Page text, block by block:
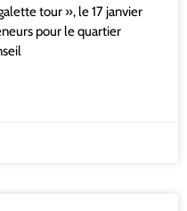
tour », le 17 janvier
pour le quartier